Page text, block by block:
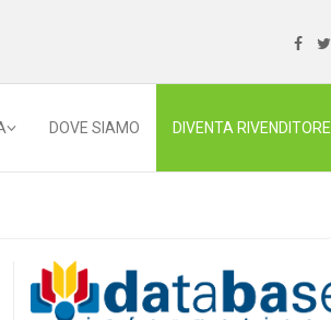
DOVE SIAMO DIVENTA RIVENDITORE